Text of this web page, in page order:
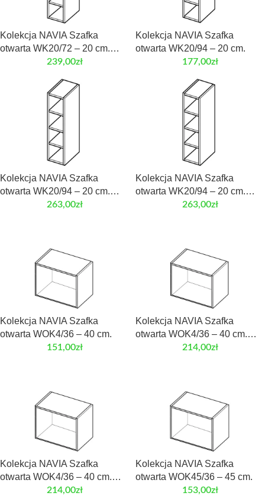
Kolekcja NAVIA Szafka
otwarta WK20/72 – 20 cm.
239,00zł
Kolekcja NAVIA Szafka
otwarta WK20/94 – 20 cm.
177,00zł
Kolekcja NAVIA Szafka
otwarta WK20/94 – 20 cm.
Front laminowany
263,00zł
Kolekcja NAVIA Szafka
otwarta WK20/94 – 20 cm.
263,00zł
Kolekcja NAVIA Szafka
otwarta WOK4/36 – 40 cm.
151,00zł
Kolekcja NAVIA Szafka
otwarta WOK4/36 – 40 cm.
Front laminowany
214,00zł
Kolekcja NAVIA Szafka
otwarta WOK4/36 – 40 cm.
214,00zł
Kolekcja NAVIA Szafka
otwarta WOK45/36 – 45 cm.
153,00zł